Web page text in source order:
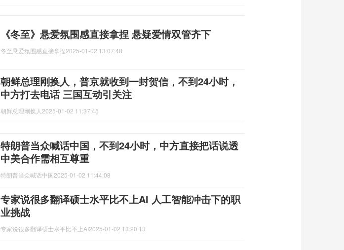
《冬至》悬爱氛围感直接拿捏 悬疑爱情双管齐下
冬至悬爱氛围感直接拿捏2025-01-02 13:07:48
朝鲜总理刚换人，普京就收到一封贺信，不到24小时，
中方打去电话 三国互动引关注
朝鲜总理刚换人 2025-01-02 11:37:45
特朗普当众喊话中国，不到24小时，中方直接把话说透
中美合作需相互尊重
特朗普当众喊话中国2025-01-02 11:44:08
专家说很多翻译硕士水平比不上AI 人工智能冲击下的职
业挑战
专家说很多翻译硕士水平比不上AI2025-01-02 13:20:13